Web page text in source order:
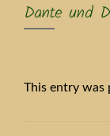
Dante und
This entry was